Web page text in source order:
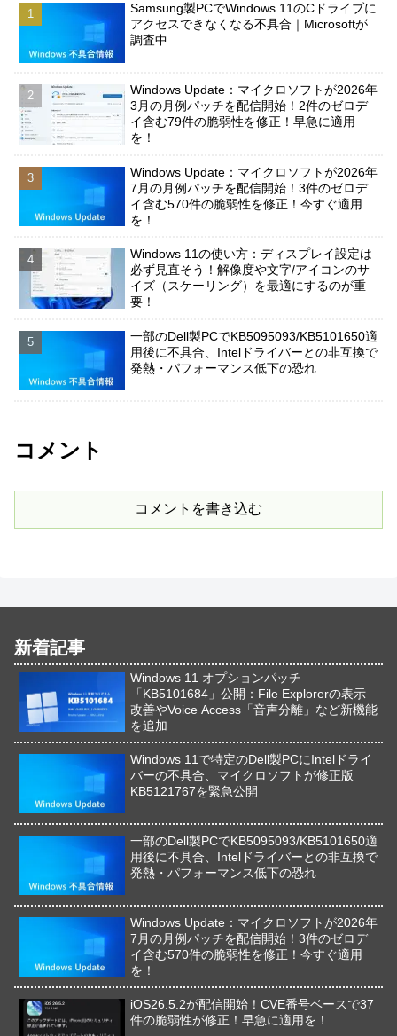
Samsung製PCでWindows 11のCドライブに
アクセスできなくなる不具合｜Microsoftが
調査中
Windows Update：マイクロソフトが2026年
3月の月例パッチを配信開始！2件のゼロデ
イ含む79件の脆弱性を修正！早急に適用
を！
Windows Update：マイクロソフトが2026年
7月の月例パッチを配信開始！3件のゼロデ
イ含む570件の脆弱性を修正！今すぐ適用
を！
Windows 11の使い方：ディスプレイ設定は
必ず見直そう！解像度や文字/アイコンのサ
イズ（スケーリング）を最適にするのが重
要！
一部のDell製PCでKB5095093/KB5101650適
用後に不具合、Intelドライバーとの非互換で
発熱・パフォーマンス低下の恐れ
コメント
コメントを書き込む
新着記事
Windows 11 オプションパッチ
「KB5101684」公開：File Explorerの表示
改善やVoice Access「音声分離」など新機能
を追加
Windows 11で特定のDell製PCにIntelドライ
バーの不具合、マイクロソフトが修正版
KB5121767を緊急公開
一部のDell製PCでKB5095093/KB5101650適
用後に不具合、Intelドライバーとの非互換で
発熱・パフォーマンス低下の恐れ
Windows Update：マイクロソフトが2026年
7月の月例パッチを配信開始！3件のゼロデ
イ含む570件の脆弱性を修正！今すぐ適用
を！
iOS26.5.2が配信開始！CVE番号ベースで37
件の脆弱性が修正！早急に適用を！